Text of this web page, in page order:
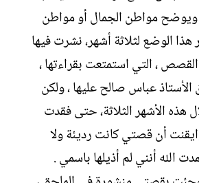
مواطن الجمال أو مواطن
الوضع لثلاثة أشهر، نشرت فيها
، التي استمتعت بقراءتها ،
عباس صالح عليها ، ولكن
الأشهر الثلاثة، حتى فقدت
أن قصتي كانت رديئة ولا
الله أنني لم أذيلها باسمي .